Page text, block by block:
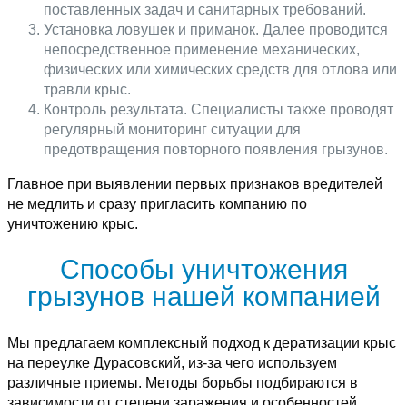
поставленных задач и санитарных требований.
Установка ловушек и приманок. Далее проводится
непосредственное применение механических,
физических или химических средств для отлова или
травли крыс.
Контроль результата. Специалисты также проводят
регулярный мониторинг ситуации для
предотвращения повторного появления грызунов.
Главное при выявлении первых признаков вредителей
не медлить и сразу пригласить компанию по
уничтожению крыс.
Способы уничтожения
грызунов нашей компанией
Мы предлагаем комплексный подход к дератизации крыс
на переулке Дурасовский, из-за чего используем
различные приемы. Методы борьбы подбираются в